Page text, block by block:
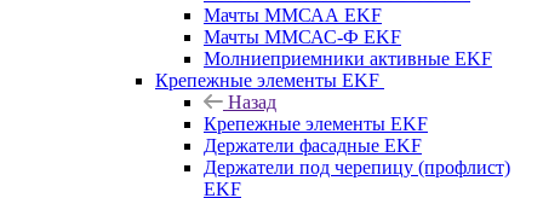
Мачты ММСАА EKF
Мачты ММСАС-Ф EKF
Молниеприемники активные EKF
Крепежные элементы EKF
Назад
Крепежные элементы EKF
Держатели фасадные EKF
Держатели под черепицу (профлист)
EKF